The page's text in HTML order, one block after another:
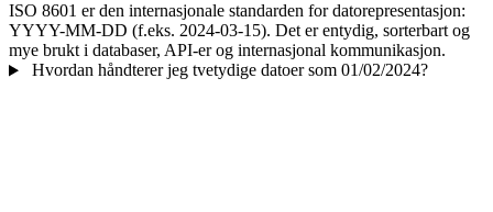
ISO 8601 er den internasjonale standarden for datorepresentasjon:
YYYY-MM-DD (f.eks. 2024-03-15). Det er entydig, sorterbart og
mye brukt i databaser, API-er og internasjonal kommunikasjon.
Hvordan håndterer jeg tvetydige datoer som 01/02/2024?